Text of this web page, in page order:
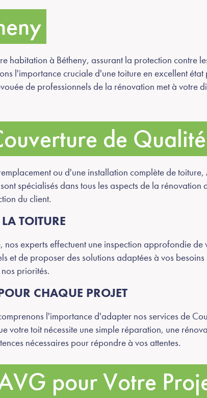
habitation à Bétheny, assurant la protection contre
l'importance cruciale d'une toiture en excellent
de professionnels de la rénovation met à votre
de
ou d'une installation complète de
spécialisés dans tous les aspects de la rénovation
du client.
TOITURE
experts effectuent une inspection approfondie de
et de proposer des solutions adaptées à vos
priorités.
CHAQUE PROJET
l'importance d'adapter nos services de
votre toit nécessite une simple réparation, une
nécessaires pour répondre à vos attentes.
pour Votre